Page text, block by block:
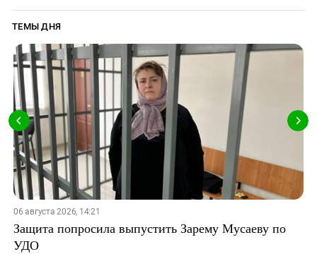
ТЕМЫ ДНЯ
06 августа 2026, 14:21
Защита попросила выпустить Зарему Мусаеву по
УДО